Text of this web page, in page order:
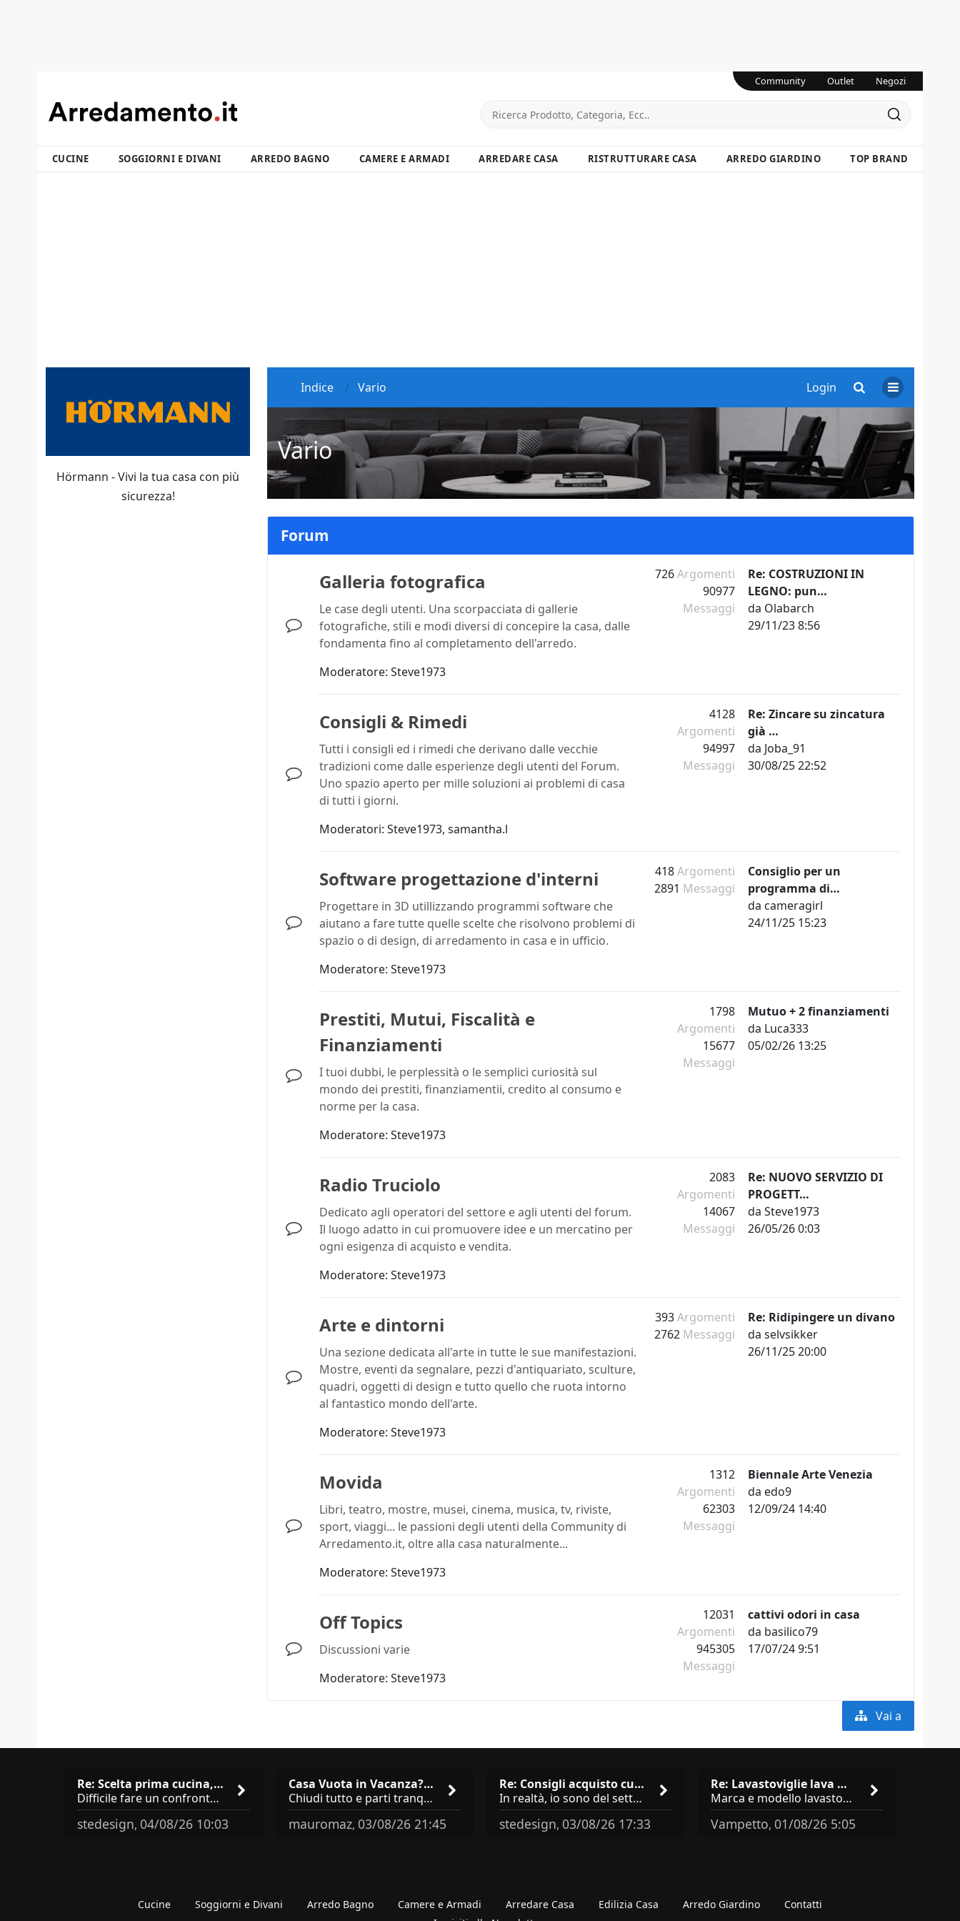
Community Outlet Negozi
CUCINE SOGGIORNI E DIVANI ARREDO BAGNO CAMERE E ARMADI ARREDARE CASA RISTRUTTURARE CASA ARREDO GIARDINO TOP BRAND
Login
Indice Vario
Vario
Forum
Galleria fotografica
Le case degli utenti. Una scorpacciata di gallerie
fotografiche, stili e modi diversi di concepire la casa, dalle
fondamenta fino al completamento dell'arredo.
Moderatore: Steve1973
726Argomenti
90977
Messaggi
Re: COSTRUZIONI IN
LEGNO: pun…
da Olabarch
29/11/23 8:56
Consigli & Rimedi
Tutti i consigli ed i rimedi che derivano dalle vecchie
tradizioni come dalle esperienze degli utenti del Forum.
Uno spazio aperto per mille soluzioni ai problemi di casa
di tutti i giorni.
Moderatori: Steve1973, samantha.l
4128
Argomenti
94997
Messaggi
Re: Zincare su zincatura
già …
da Joba_91
30/08/25 22:52
Software progettazione d'interni
Progettare in 3D utillizzando programmi software che
aiutano a fare tutte quelle scelte che risolvono problemi di
spazio o di design, di arredamento in casa e in ufficio.
Moderatore: Steve1973
418Argomenti
2891 Messaggi
Consiglio per un
programma di…
da cameragirl
24/11/25 15:23
Prestiti, Mutui, Fiscalità e
Finanziamenti
I tuoi dubbi, le perplessità o le semplici curiosità sul
mondo dei prestiti, finanziamentii, credito al consumo e
norme per la casa.
Moderatore: Steve1973
1798
Argomenti
15677
Messaggi
Mutuo + 2 finanziamenti
da Luca333
05/02/26 13:25
Radio Truciolo
Dedicato agli operatori del settore e agli utenti del forum.
Il luogo adatto in cui promuovere idee e un mercatino per
ogni esigenza di acquisto e vendita.
Moderatore: Steve1973
2083
Argomenti
14067
Messaggi
Re: NUOVO SERVIZIO DI
PROGETT…
da Steve1973
26/05/26 0:03
Arte e dintorni
Una sezione dedicata all'arte in tutte le sue manifestazioni.
Mostre, eventi da segnalare, pezzi d'antiquariato, sculture,
quadri, oggetti di design e tutto quello che ruota intorno
al fantastico mondo dell'arte.
Moderatore: Steve1973
393Argomenti
2762 Messaggi
Re: Ridipingere un divano
da selvsikker
26/11/25 20:00
Movida
Libri, teatro, mostre, musei, cinema, musica, tv, riviste,
sport, viaggi... le passioni degli utenti della Community di
Arredamento.it, oltre alla casa naturalmente...
Moderatore: Steve1973
1312
Argomenti
62303
Messaggi
Biennale Arte Venezia
da edo9
12/09/24 14:40
Off Topics
Discussioni varie
Moderatore: Steve1973
12031
Argomenti
945305
Messaggi
cattivi odori in casa
da basilico79
17/07/24 9:51
Vai a
Hörmann - Vivi la tua casa con più
sicurezza!
Re: Scelta prima cucina, Modu…
Difficile fare un confronto! Da Veneta hai aggiunto i pensili a tutta altezza e una colonna dispensa da 30, che da soli
stedesign, 04/08/26 10:03
Casa Vuota in Vacanza? I 3 Er…
Chiudi tutto e parti tranquillo? Sbagliato. Ci sono 3 comportamenti che dicono ai ladri &quot;sono via per due settimane
mauromaz, 03/08/26 21:45
Re: Consigli acquisto cucina …
In realtà, io sono del settore e collaboro con vari negozi, ti possono dire che sono tutti brand abbastanza simili come
stedesign, 03/08/26 17:33
Re: Lavastoviglie lava male: …
Marca e modello lavastoviglie? Programma e Deterisvo utilizzato ? Decalcificatore è regolato in in base alla durezza
Vampetto, 01/08/26 5:05
Cucine Soggiorni e Divani Arredo Bagno Camere e Armadi Arredare Casa Edilizia Casa Arredo Giardino
Contatti